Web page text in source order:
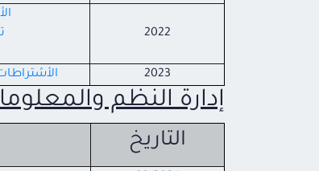
2022
2023
إدارة النظم
التاريخ